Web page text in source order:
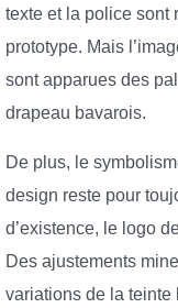
texte et la police sont
prototype. Mais
sont apparues des
drapeau bavarois.
De plus, le
design reste pour
d’existence, le logo
Des ajustements
variations de la teinte